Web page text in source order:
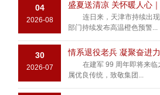
04
2026-08
盛夏送清凉 关怀暖人心
连日来，天津市持续出
部门持续发布高温橙色预警...
30
2026-07
情系退役老兵 凝聚奋进
在建军 99 周年即将来
属优良传统，致敬集团...